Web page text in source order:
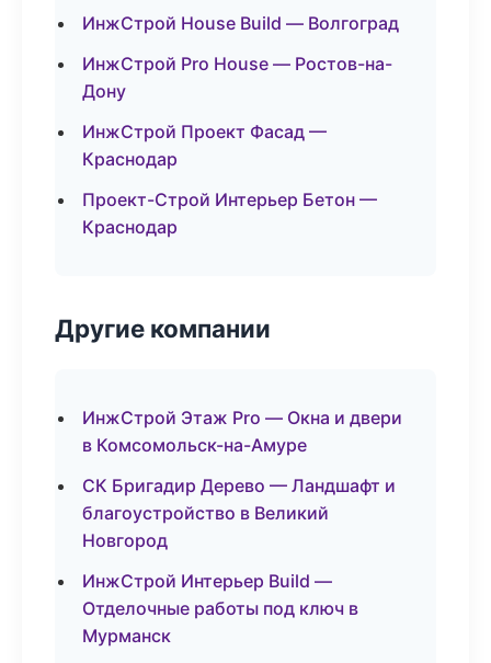
ИнжСтрой House Build — Волгоград
ИнжСтрой Pro House — Ростов-на-
Дону
ИнжСтрой Проект Фасад —
Краснодар
Проект-Строй Интерьер Бетон —
Краснодар
Другие компании
ИнжСтрой Этаж Pro — Окна и двери
в Комсомольск-на-Амуре
СК Бригадир Дерево — Ландшафт и
благоустройство в Великий
Новгород
ИнжСтрой Интерьер Build —
Отделочные работы под ключ в
Мурманск